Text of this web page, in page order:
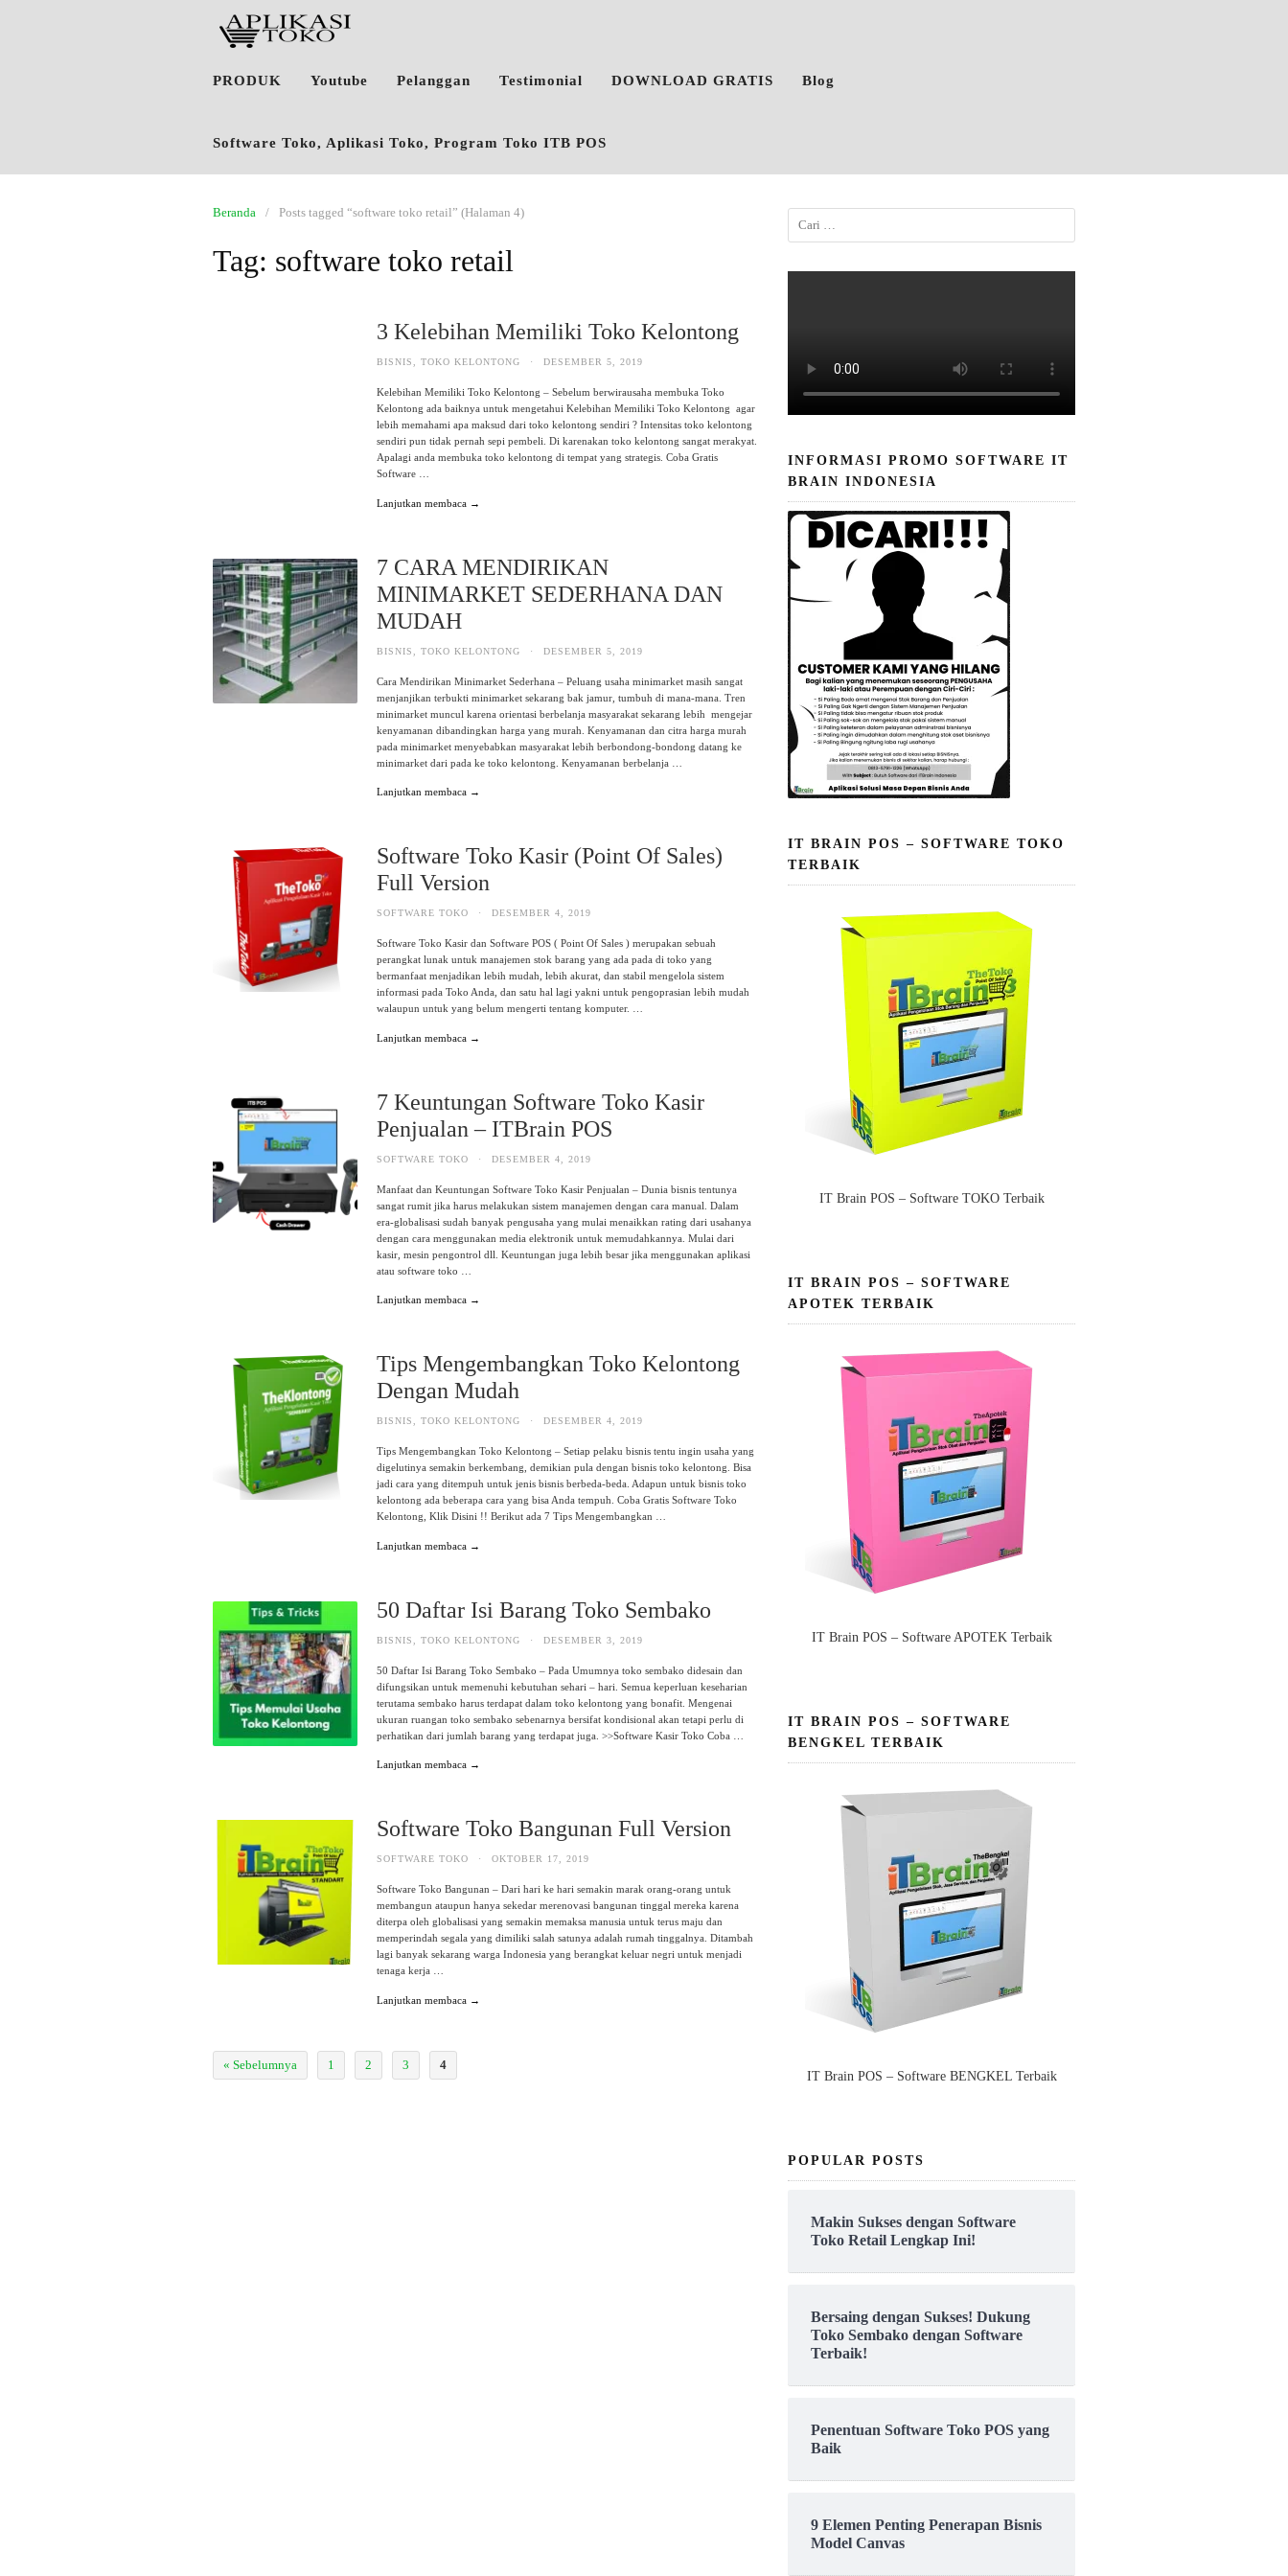
PRODUK Youtube Pelanggan Testimonial DOWNLOAD GRATIS Blog
Software Toko, Aplikasi Toko, Program Toko ITB POS
Beranda Posts tagged “software toko retail” (Halaman 4)
Tag: software toko retail
3 Kelebihan Memiliki Toko Kelontong
BISNIS ,TOKO KELONTONG · DESEMBER 5, 2019
Kelebihan Memiliki Toko Kelontong – Sebelum berwirausaha membuka Toko
Kelontong ada baiknya untuk mengetahui Kelebihan Memiliki Toko Kelontong agar
lebih memahami apa maksud dari toko kelontong sendiri ? Intensitas toko kelontong
sendiri pun tidak pernah sepi pembeli. Di karenakan toko kelontong sangat merakyat.
Apalagi anda membuka toko kelontong di tempat yang strategis. Coba Gratis
Software …
Lanjutkan membaca →
7 CARA MENDIRIKAN
MINIMARKET SEDERHANA DAN
MUDAH
BISNIS ,TOKO KELONTONG · DESEMBER 5, 2019
Cara Mendirikan Minimarket Sederhana – Peluang usaha minimarket masih sangat
menjanjikan terbukti minimarket sekarang bak jamur, tumbuh di mana-mana. Tren
minimarket muncul karena orientasi berbelanja masyarakat sekarang lebih mengejar
kenyamanan dibandingkan harga yang murah. Kenyamanan dan citra harga murah
pada minimarket menyebabkan masyarakat lebih berbondong-bondong datang ke
minimarket dari pada ke toko kelontong. Kenyamanan berbelanja …
Lanjutkan membaca →
Software Toko Kasir (Point Of Sales)
Full Version
SOFTWARE TOKO · DESEMBER 4, 2019
Software Toko Kasir dan Software POS ( Point Of Sales ) merupakan sebuah
perangkat lunak untuk manajemen stok barang yang ada pada di toko yang
bermanfaat menjadikan lebih mudah, lebih akurat, dan stabil mengelola sistem
informasi pada Toko Anda, dan satu hal lagi yakni untuk pengoprasian lebih mudah
walaupun untuk yang belum mengerti tentang komputer. …
Lanjutkan membaca →
7 Keuntungan Software Toko Kasir
Penjualan – ITBrain POS
SOFTWARE TOKO · DESEMBER 4, 2019
Manfaat dan Keuntungan Software Toko Kasir Penjualan – Dunia bisnis tentunya
sangat rumit jika harus melakukan sistem manajemen dengan cara manual. Dalam
era-globalisasi sudah banyak pengusaha yang mulai menaikkan rating dari usahanya
dengan cara menggunakan media elektronik untuk memudahkannya. Mulai dari
kasir, mesin pengontrol dll. Keuntungan juga lebih besar jika menggunakan aplikasi
atau software toko …
Lanjutkan membaca →
Tips Mengembangkan Toko Kelontong
Dengan Mudah
BISNIS ,TOKO KELONTONG · DESEMBER 4, 2019
Tips Mengembangkan Toko Kelontong – Setiap pelaku bisnis tentu ingin usaha yang
digelutinya semakin berkembang, demikian pula dengan bisnis toko kelontong. Bisa
jadi cara yang ditempuh untuk jenis bisnis berbeda-beda. Adapun untuk bisnis toko
kelontong ada beberapa cara yang bisa Anda tempuh. Coba Gratis Software Toko
Kelontong, Klik Disini !! Berikut ada 7 Tips Mengembangkan …
Lanjutkan membaca →
50 Daftar Isi Barang Toko Sembako
BISNIS ,TOKO KELONTONG · DESEMBER 3, 2019
50 Daftar Isi Barang Toko Sembako – Pada Umumnya toko sembako didesain dan
difungsikan untuk memenuhi kebutuhan sehari – hari. Semua keperluan keseharian
terutama sembako harus terdapat dalam toko kelontong yang bonafit. Mengenai
ukuran ruangan toko sembako sebenarnya bersifat kondisional akan tetapi perlu di
perhatikan dari jumlah barang yang terdapat juga. >>Software Kasir Toko Coba …
Lanjutkan membaca →
Software Toko Bangunan Full Version
SOFTWARE TOKO · OKTOBER 17, 2019
Software Toko Bangunan – Dari hari ke hari semakin marak orang-orang untuk
membangun ataupun hanya sekedar merenovasi bangunan tinggal mereka karena
diterpa oleh globalisasi yang semakin memaksa manusia untuk terus maju dan
memperindah segala yang dimiliki salah satunya adalah rumah tinggalnya. Ditambah
lagi banyak sekarang warga Indonesia yang berangkat keluar negri untuk menjadi
tenaga kerja …
Lanjutkan membaca →
« Sebelumnya 1 2 3 4
INFORMASI PROMO SOFTWARE IT
BRAIN INDONESIA
IT BRAIN POS – SOFTWARE TOKO
TERBAIK
IT Brain POS – Software TOKO Terbaik
IT BRAIN POS – SOFTWARE
APOTEK TERBAIK
IT Brain POS – Software APOTEK Terbaik
IT BRAIN POS – SOFTWARE
BENGKEL TERBAIK
IT Brain POS – Software BENGKEL Terbaik
POPULAR POSTS
Makin Sukses dengan Software
Toko Retail Lengkap Ini!
Bersaing dengan Sukses! Dukung
Toko Sembako dengan Software
Terbaik!
Penentuan Software Toko POS yang
Baik
9 Elemen Penting Penerapan Bisnis
Model Canvas